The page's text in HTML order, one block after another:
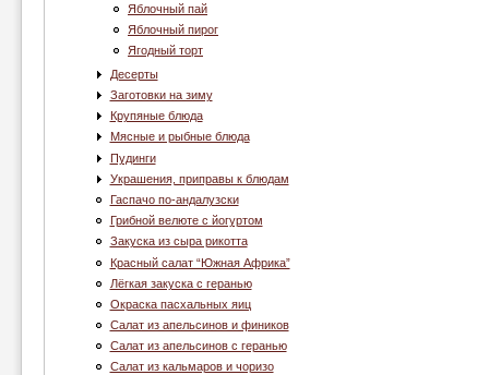
Яблочный пай
Яблочный пирог
Ягодный торт
Десерты
Заготовки на зиму
Крупяные блюда
Мясные и рыбные блюда
Пудинги
Украшения, приправы к блюдам
Гаспачо по-андалузски
Грибной велюте с йогуртом
Закуска из сыра рикотта
Красный салат “Южная Африка”
Лёгкая закуска с геранью
Окраска пасхальных яиц
Салат из апельсинов и фиников
Салат из апельсинов с геранью
Салат из кальмаров и чоризо